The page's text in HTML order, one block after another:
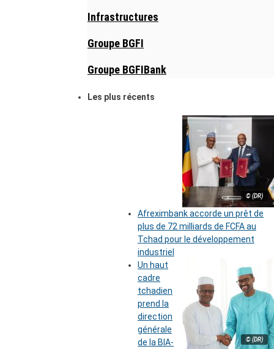
Infrastructures
Groupe BGFI
Groupe BGFIBank
Les plus récents
© (DR)
Afreximbank accorde un prêt de
plus de 72 milliards de FCFA au
Tchad pour le développement
industriel
© (DR)
Un haut
cadre
tchadien
prend la
direction
générale
de la BIA-